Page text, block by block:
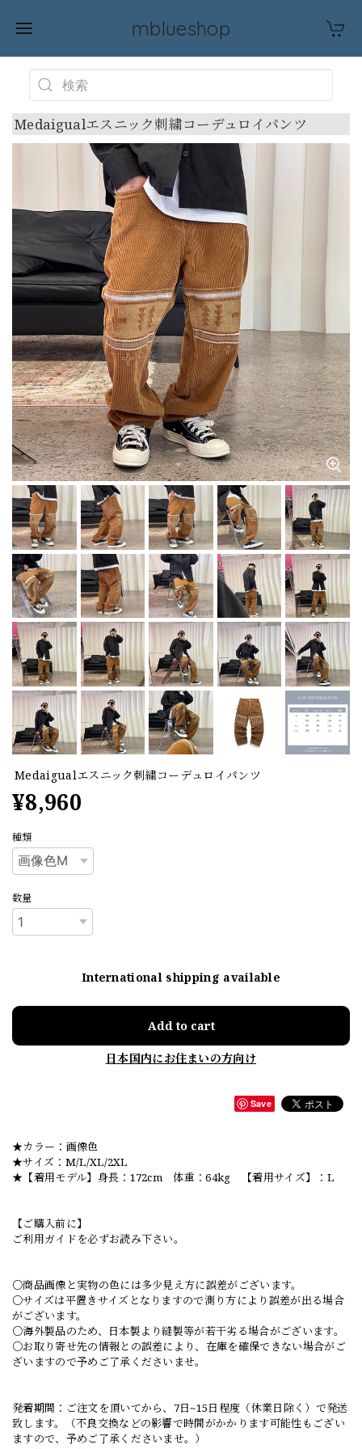
mblueshop
Medaigualエスニック刺繍コーデュロイパンツ
Medaigualエスニック刺繍コーデュロイパンツ
¥8,960
種類
数量
International shipping available
Add to cart
日本国内にお住まいの方向け
Save
★カラー：画像色
★サイズ：M/L/XL/2XL
★【着用モデル】身長：172cm 体重：64kg 【着用サイズ】：L
【ご購入前に】
ご利用ガイドを必ずお読み下さい。
○商品画像と実物の色には多少見え方に誤差がございます。
○サイズは平置きサイズとなりますので測り方により誤差が出る場合
がございます。
○海外製品のため、日本製より縫製等が若干劣る場合がございます。
○お取り寄せ先の情報との誤差により、在庫を確保できない場合がご
ざいますので予めご了承くださいませ。
発着期間：ご注文を頂いてから、7日~15日程度（休業日除く）で発送
致します。（不良交換などの影響で時間がかかります可能性もござい
ますので、予めご了承くださいませ。）